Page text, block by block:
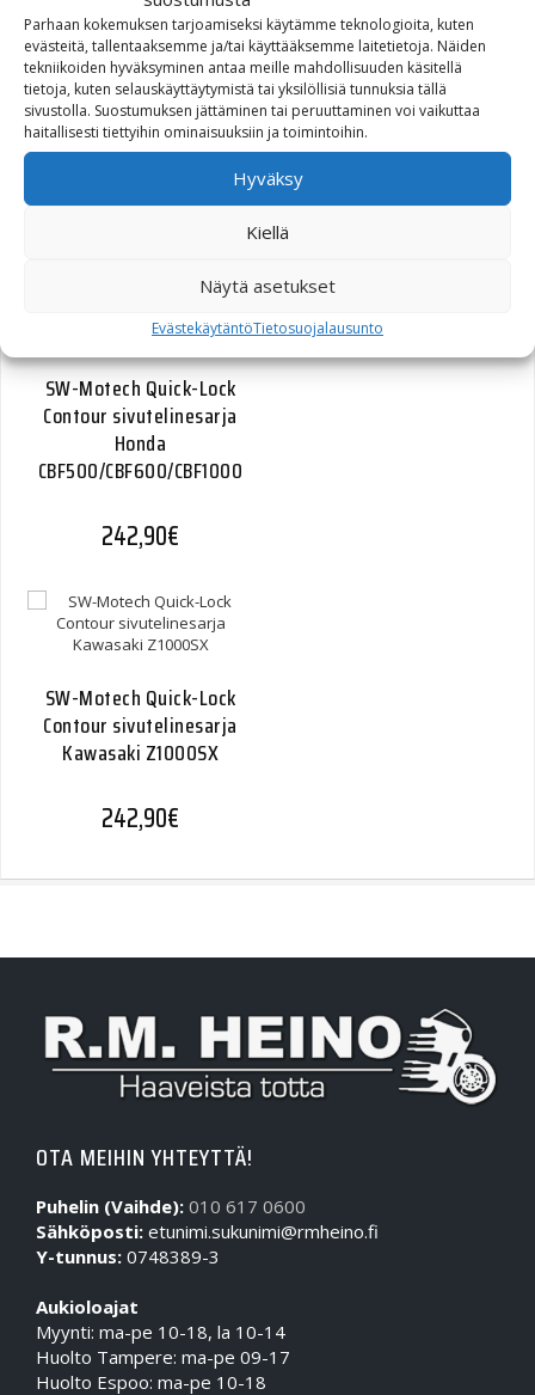
Parhaan kokemuksen tarjoamiseksi käytämme teknologioita, kuten
evästeitä, tallentaaksemme ja/tai käyttääksemme laitetietoja. Näiden
tekniikoiden hyväksyminen antaa meille mahdollisuuden käsitellä
tietoja, kuten selauskäyttäytymistä tai yksilöllisiä tunnuksia tällä
sivustolla. Suostumuksen jättäminen tai peruuttaminen voi vaikuttaa
haitallisesti tiettyihin ominaisuuksiin ja toimintoihin.
Hyväksy
Kiellä
Näytä asetukset
EvästekäytäntöTietosuojalausunto
SW-Motech Quick-Lock
Contour sivutelinesarja
Honda CB1000F 10-
SW-Motech Quick-Lock
Contour sivutelinesarja
Honda
CBF500/CBF600/CBF1000
242,90€
SW-Motech Quick-Lock
Contour sivutelinesarja
Kawasaki Z1000SX
242,90€
OTA MEIHIN YHTEYTTÄ!
Puhelin (Vaihde): 010 617 0600
Sähköposti: etunimi.sukunimi@rmheino.fi
Y-tunnus: 0748389-3
Aukioloajat
Myynti: ma-pe 10-18, la 10-14
Huolto Tampere: ma-pe 09-17
Huolto Espoo: ma-pe 10-18